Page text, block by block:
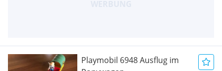
Playmobil 6948 Ausflug im